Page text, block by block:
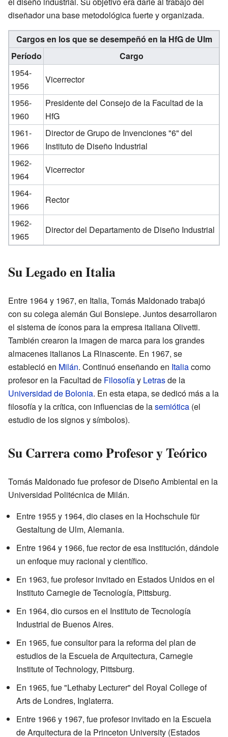
diseñador una base metodológica fuerte y organizada.
Cargos en los que se desempeñó en la HfG de Ulm
Período
Cargo
1954-
1956
Vicerrector
1956-
1960
Presidente del Consejo de la Facultad de la
HfG
1961-
1966
Director de Grupo de Invenciones "6" del
Instituto de Diseño Industrial
1962-
1964
Vicerrector
1964-
1966
Rector
1962-
1965
Director del Departamento de Diseño Industrial
Su Legado en Italia
Entre 1964 y 1967, en Italia, Tomás Maldonado trabajó
con su colega alemán Gui Bonsiepe. Juntos desarrollaron
el sistema de íconos para la empresa italiana Olivetti.
También crearon la imagen de marca para los grandes
almacenes italianos La Rinascente. En 1967, se
estableció en Milán. Continuó enseñando en Italiacomo
profesor en la Facultad de Filosofíay Letrasde la
Universidad de Bolonia. En esta etapa, se dedicó más a la
filosofía y la crítica, con influencias de lasemiótica (el
estudio de los signos y símbolos).
Su Carrera como Profesor y Teórico
Tomás Maldonado fue profesor de Diseño Ambiental en la
Universidad Politécnica de Milán.
Entre 1955 y 1964, dio clases en la Hochschule für
Gestaltung de Ulm, Alemania.
Entre 1964 y 1966, fue rector de esa institución, dándole
un enfoque muy racional y científico.
En 1963, fue profesor invitado en Estados Unidos en el
Instituto Carnegie de Tecnología, Pittsburg.
En 1964, dio cursos en el Instituto de Tecnología
Industrial de Buenos Aires.
En 1965, fue consultor para la reforma del plan de
estudios de la Escuela de Arquitectura, Carnegie
Institute of Technology, Pittsburg.
En 1965, fue "Lethaby Lecturer" del Royal College of
Arts de Londres, Inglaterra.
Entre 1966 y 1967, fue profesor invitado en la Escuela
de Arquitectura de la Princeton University (Estados